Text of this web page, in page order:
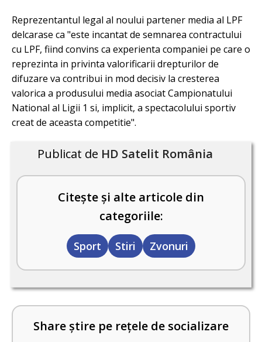
Reprezentantul legal al noului partener media al LPF
delcarase ca "este incantat de semnarea contractului
cu LPF, fiind convins ca experienta companiei pe care o
reprezinta in privinta valorificarii drepturilor de
difuzare va contribui in mod decisiv la cresterea
valorica a produsului media asociat Campionatului
National al Ligii 1 si, implicit, a spectacolului sportiv
creat de aceasta competitie".
Publicat de HD Satelit România
Citește și alte articole din
categoriile:
Sport Stiri Zvonuri
Share știre pe rețele de socializare